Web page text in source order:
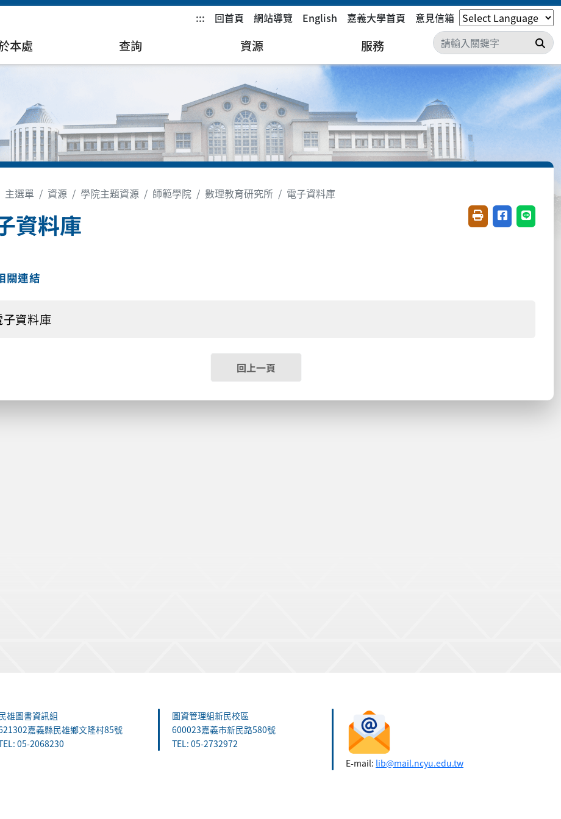
::: 回首頁 網站導覽 English 嘉義大學首頁 意見信箱
本處 查詢 資源 服務 搜
主選單 資源 學院主題資源 師範學院 數理教育研究所 電子資料庫
資料庫 友善列印(開新視窗)
分享至臉書(
分享至
關連結
子資料庫
回上一頁
雄圖書資訊組
嘉義縣民雄鄉文隆村85號
05-2068230
圖資管理組新民校區
600023嘉義市新民路580號
TEL: 05-2732972
E-mail: lib@mail.ncyu.edu.tw